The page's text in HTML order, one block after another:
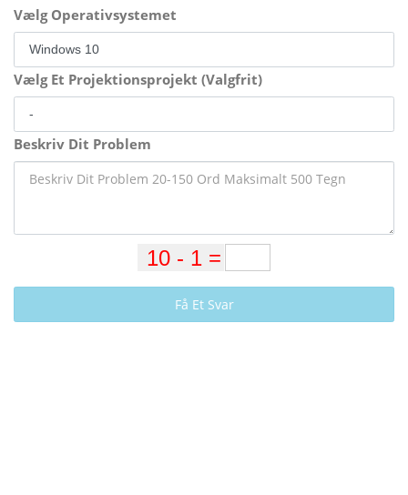
Vælg Operativsystemet
Vælg Et Projektionsprojekt (Valgfrit)
Beskriv Dit Problem
Få Et Svar